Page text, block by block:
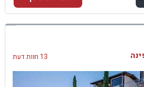
13 חוות דעת